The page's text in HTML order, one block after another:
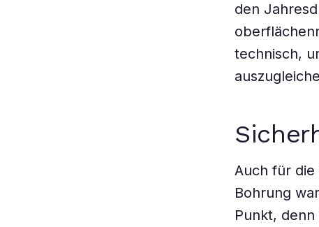
den
technisch,
Auch für die
Bohrung
Punkt,